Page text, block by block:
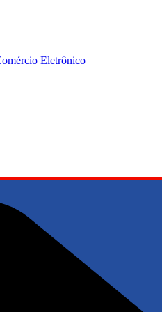
Eletrônico